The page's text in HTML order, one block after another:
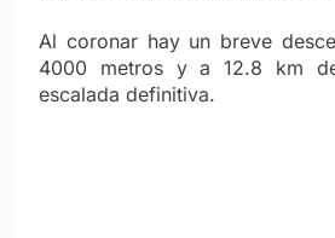
Al coronar hay un breve
4000 metros y a 12.8 km
escalada definitiva.